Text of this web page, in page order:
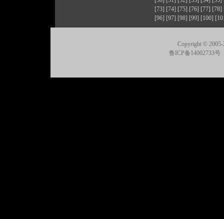
[73] [74] [75] [76] [77] [78]
[96] [97] [98] [99] [100]
Copyright © 2005-
鲁ICP备14002733号